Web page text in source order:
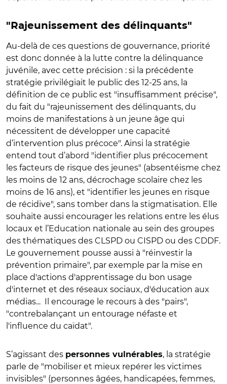
"Rajeunissement des délinquants"
Au-delà de ces questions de gouvernance, priorité
est donc donnée à la lutte contre la délinquance
juvénile, avec cette précision : si la précédente
stratégie privilégiait le public des 12-25 ans, la
définition de ce public est "insuffisamment précise",
du fait du "rajeunissement des délinquants, du
moins de manifestations à un jeune âge qui
nécessitent de développer une capacité
d’intervention plus précoce". Ainsi la stratégie
entend tout d’abord "identifier plus précocement
les facteurs de risque des jeunes" (absentéisme chez
les moins de 12 ans, décrochage scolaire chez les
moins de 16 ans), et "identifier les jeunes en risque
de récidive", sans tomber dans la stigmatisation. Elle
souhaite aussi encourager les relations entre les élus
locaux et l’Education nationale au sein des groupes
des thématiques des CLSPD ou CISPD ou des CDDF.
Le gouvernement pousse aussi à "réinvestir la
prévention primaire", par exemple par la mise en
place d'actions d'apprentissage du bon usage
d'internet et des réseaux sociaux, d'éducation aux
médias... Il encourage le recours à des "pairs",
"contrebalançant un entourage néfaste et
l'influence du caïdat".
S’agissant des personnes vulnérables, la stratégie
parle de "mobiliser et mieux repérer les victimes
invisibles" (personnes âgées, handicapées, femmes,